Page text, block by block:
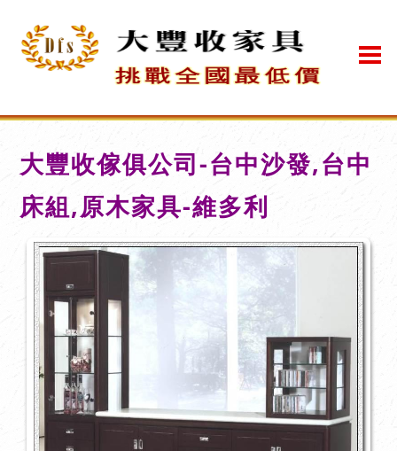
大豐收傢俱公司-台中沙發,台中
床組,原木家具-維多利